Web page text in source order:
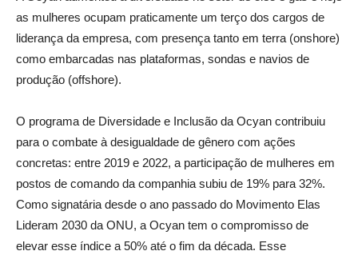
as mulheres ocupam praticamente um terço dos cargos de
liderança da empresa, com presença tanto em terra (onshore)
como embarcadas nas plataformas, sondas e navios de
produção (offshore).
O programa de Diversidade e Inclusão da Ocyan contribuiu
para o combate à desigualdade de gênero com ações
concretas: entre 2019 e 2022, a participação de mulheres em
postos de comando da companhia subiu de 19% para 32%.
Como signatária desde o ano passado do Movimento Elas
Lideram 2030 da ONU, a Ocyan tem o compromisso de
elevar esse índice a 50% até o fim da década. Esse